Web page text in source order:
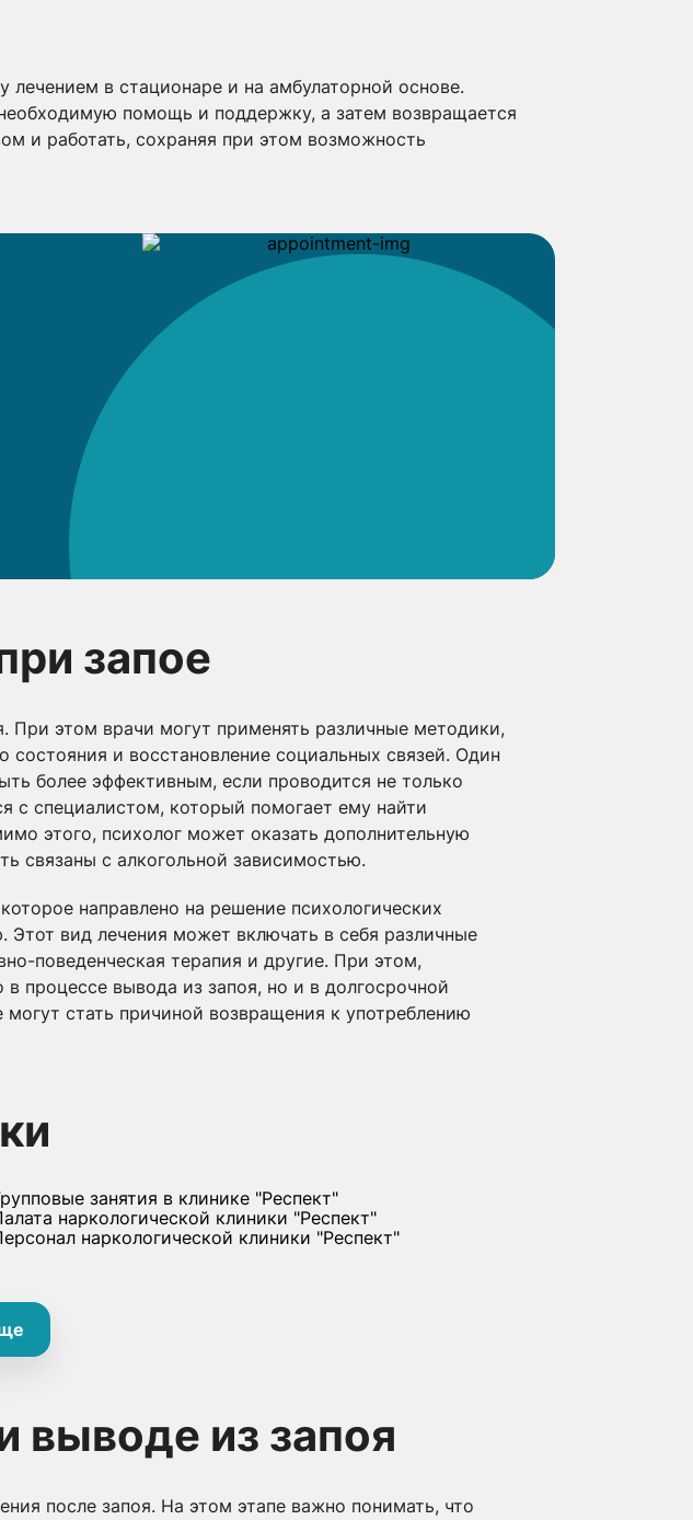
в стационаре и на амбулаторной основе.
помощь и поддержку, а затем возвращается
и работать, сохраняя при этом возможность
запое
этом врачи могут применять различные методики,
состояния и восстановление социальных связей. Один
более эффективным, если проводится не только
с специалистом, который помогает ему найти
этого, психолог может оказать дополнительную
связаны с алкогольной зависимостью.
направлено на решение психологических
вид лечения может включать в себя различные
поведенческая терапия и другие. При этом,
процессе вывода из запоя, но и в долгосрочной
стать причиной возвращения к употреблению
выводе из запоя
после запоя. На этом этапе важно понимать, что